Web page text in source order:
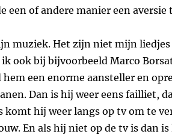
een of andere manier een aversie
muziek. Het zijn niet mijn
ik ook bij bijvoorbeeld Marco
hem een enorme aansteller en
Dan is hij weer eens failliet,
komt hij weer langs op tv om te
En als hij niet op de tv is dan